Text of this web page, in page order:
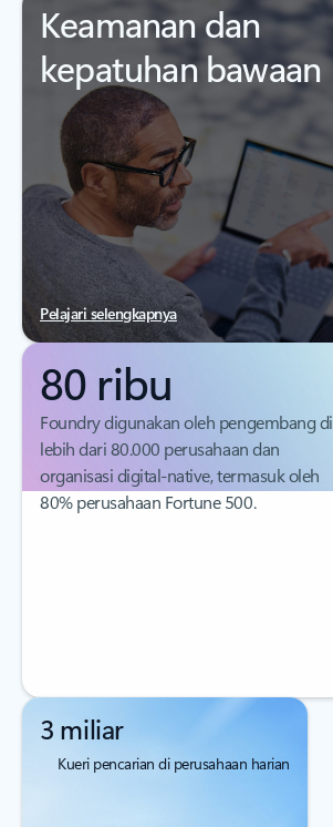
Keamanan dan
kepatuhan bawaan
Pelajari selengkapnya
80 ribu
Foundry digunakan oleh pengembang di
lebih dari 80.000 perusahaan dan
organisasi digital-native, termasuk oleh
80% perusahaan Fortune 500.
3 miliar
Kueri pencarian di perusahaan harian